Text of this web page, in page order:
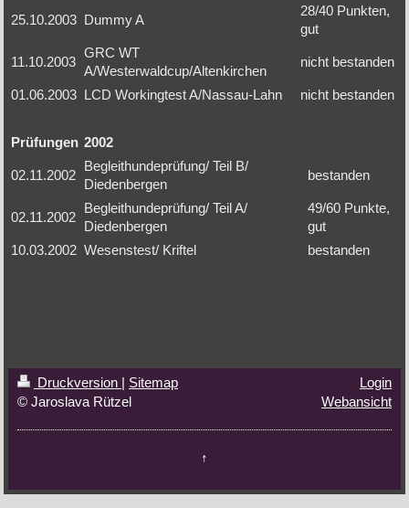
25.10.2003 Dummy A
28/40 Punkten,
gut
11.10.2003
GRC WT
A/Westerwaldcup/Altenkirchen
nicht bestanden
01.06.2003 LCD Workingtest A/Nassau-Lahn nicht bestanden
Prüfungen 2002
02.11.2002
Begleithundeprüfung/ Teil B/
Diedenbergen
bestanden
02.11.2002
Begleithundeprüfung/ Teil A/
Diedenbergen
49/60 Punkte,
gut
10.03.2002 Wesenstest/ Kriftel bestanden
Druckversion | Sitemap
© Jaroslava Rützel
Login
Webansicht
↑